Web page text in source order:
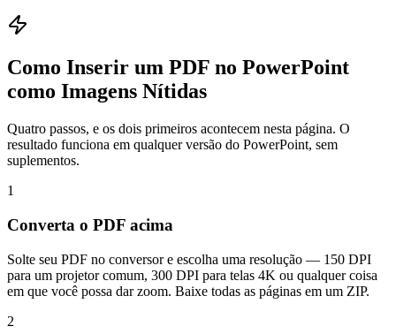
Como Inserir um PDF no PowerPoint
como Imagens Nítidas
Quatro passos, e os dois primeiros acontecem nesta página. O
resultado funciona em qualquer versão do PowerPoint, sem
suplementos.
1
Converta o PDF acima
Solte seu PDF no conversor e escolha uma resolução — 150 DPI
para um projetor comum, 300 DPI para telas 4K ou qualquer coisa
em que você possa dar zoom. Baixe todas as páginas em um ZIP.
2